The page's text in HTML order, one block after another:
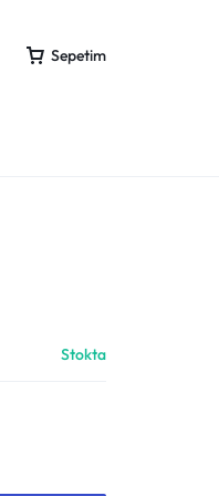
Sepetim
Stokta